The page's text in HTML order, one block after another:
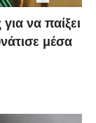
να παίξει
μέσα